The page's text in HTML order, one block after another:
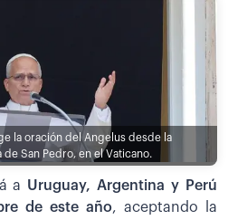
la oración del Angelus desde la
de San Pedro, en el Vaticano.
a Uruguay, Argentina y Perú
de este año, aceptando la